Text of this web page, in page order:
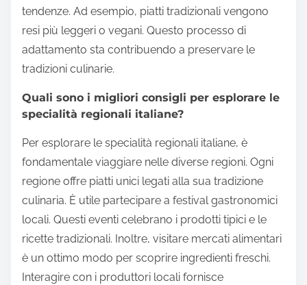
tendenze. Ad esempio, piatti tradizionali vengono
resi più leggeri o vegani. Questo processo di
adattamento sta contribuendo a preservare le
tradizioni culinarie.
Quali sono i migliori consigli per esplorare le
specialità regionali italiane?
Per esplorare le specialità regionali italiane, è
fondamentale viaggiare nelle diverse regioni. Ogni
regione offre piatti unici legati alla sua tradizione
culinaria. È utile partecipare a festival gastronomici
locali. Questi eventi celebrano i prodotti tipici e le
ricette tradizionali. Inoltre, visitare mercati alimentari
è un ottimo modo per scoprire ingredienti freschi.
Interagire con i produttori locali fornisce